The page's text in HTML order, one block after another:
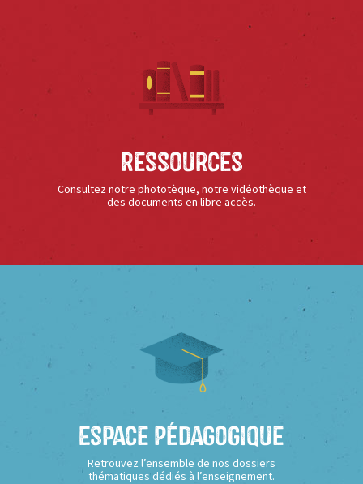
Ressources
Consultez notre phototèque, notre vidéothèque et
des documents en libre accès.
Espace Pédagogique
Retrouvez l’ensemble de nos dossiers
thématiques dédiés à l’enseignement.